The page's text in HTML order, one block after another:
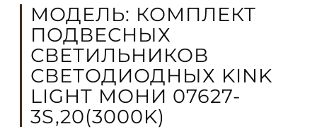
МОДЕЛЬ: КОМПЛЕКТ
ПОДВЕСНЫХ
СВЕТИЛЬНИКОВ
СВЕТОДИОДНЫХ KINK
LIGHT МОНИ 07627-
3S,20(3000K)